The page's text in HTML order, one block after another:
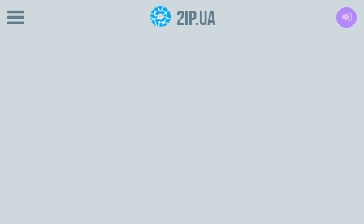
2IP.ua